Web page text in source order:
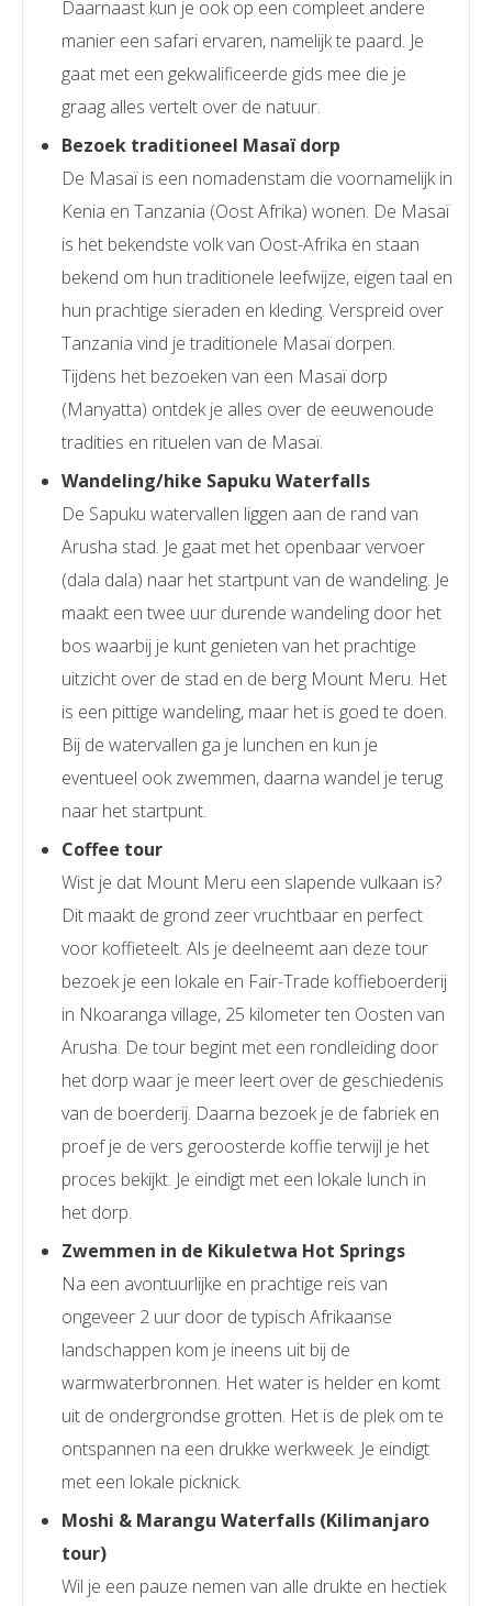
Daarnaast kun je ook op een compleet andere
manier een safari ervaren, namelijk te paard. Je
gaat met een gekwalificeerde gids mee die je
graag alles vertelt over de natuur.
Bezoek traditioneel Masaï dorp
De Masaï is een nomadenstam die voornamelijk in
Kenia en Tanzania (Oost Afrika) wonen. De Masaï
is het bekendste volk van Oost-Afrika en staan
bekend om hun traditionele leefwijze, eigen taal en
hun prachtige sieraden en kleding. Verspreid over
Tanzania vind je traditionele Masaï dorpen.
Tijdens het bezoeken van een Masaï dorp
(Manyatta) ontdek je alles over de eeuwenoude
tradities en rituelen van de Masaï.
Wandeling/hike Sapuku Waterfalls
De Sapuku watervallen liggen aan de rand van
Arusha stad. Je gaat met het openbaar vervoer
(dala dala) naar het startpunt van de wandeling. Je
maakt een twee uur durende wandeling door het
bos waarbij je kunt genieten van het prachtige
uitzicht over de stad en de berg Mount Meru. Het
is een pittige wandeling, maar het is goed te doen.
Bij de watervallen ga je lunchen en kun je
eventueel ook zwemmen, daarna wandel je terug
naar het startpunt.
Coffee tour
Wist je dat Mount Meru een slapende vulkaan is?
Dit maakt de grond zeer vruchtbaar en perfect
voor koffieteelt. Als je deelneemt aan deze tour
bezoek je een lokale en Fair-Trade koffieboerderij
in Nkoaranga village, 25 kilometer ten Oosten van
Arusha. De tour begint met een rondleiding door
het dorp waar je meer leert over de geschiedenis
van de boerderij. Daarna bezoek je de fabriek en
proef je de vers geroosterde koffie terwijl je het
proces bekijkt. Je eindigt met een lokale lunch in
het dorp.
Zwemmen in de Kikuletwa Hot Springs
Na een avontuurlijke en prachtige reis van
ongeveer 2 uur door de typisch Afrikaanse
landschappen kom je ineens uit bij de
warmwaterbronnen. Het water is helder en komt
uit de ondergrondse grotten. Het is de plek om te
ontspannen na een drukke werkweek. Je eindigt
met een lokale picknick.
Moshi & Marangu Waterfalls (Kilimanjaro
tour)
Wil je een pauze nemen van alle drukte en hectiek